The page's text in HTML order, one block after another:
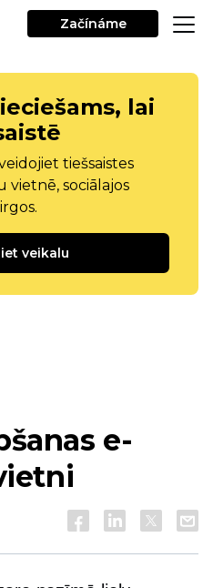
Začínáme
lai
tiešsaistes
vietnē, sociālajos
veikalu
e-